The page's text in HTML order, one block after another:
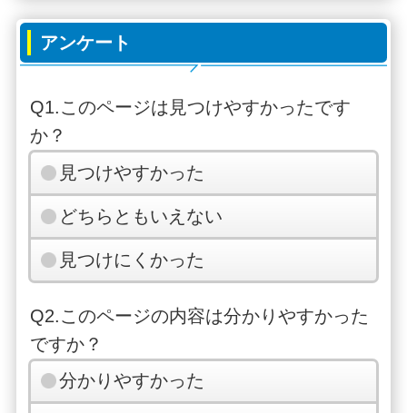
アンケート
Q1.このページは見つけやすかったです
か？
見つけやすかった
どちらともいえない
見つけにくかった
Q2.このページの内容は分かりやすかった
ですか？
分かりやすかった